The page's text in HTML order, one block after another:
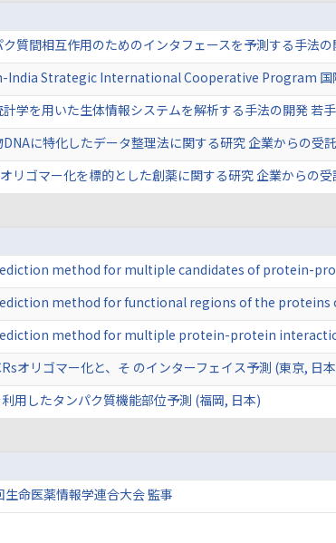
ク質間相互作用のためのインタフェースを予測する手法
India Strategic International Cooperative Program 国
学を用いた生体情報システムを解析する手法の開発 若
に特化したデータ整理法に関する研究 企業からの受
リゴマー化を標的とした創薬に関する研究 企業からの
method for multiple candidates of protein-
method for functional regions of the proteins
method for multiple protein-protein
オリゴマー化と、そ のインターフェイス予測 (東京, 日
用したタンパク質機能部位予測 (福岡, 日本)
生命医薬情報学連合大会 監事